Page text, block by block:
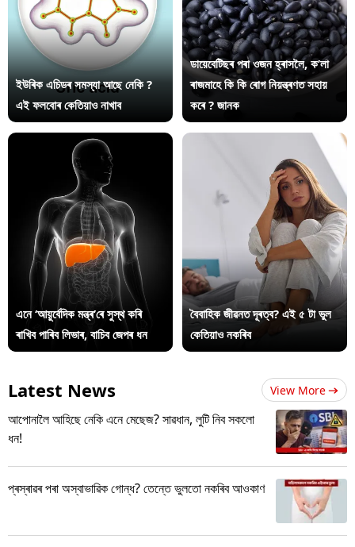
ইউৰিক এচিডৰ সমস্যা আছে নেকি ?
এই ফলবোৰ কেতিয়াও নাখাব
ডায়েবেটিছৰ পৰা ওজন হ্ৰাসলৈ, ক’লা
ৰাজমাহে কি কি ৰোগ নিয়ন্ত্ৰণত সহায়
কৰে ? জানক
এনে ‘আয়ুৰ্বেদিক মন্ত্ৰ’ৰে সুস্থ কৰি
ৰাখিব পাৰিব লিভাৰ, বাচিব জেপৰ ধন
বৈবাহিক জীৱনত দূৰত্ব? এই ৫ টা ভুল
কেতিয়াও নকৰিব
Latest News View More
আপোনালৈ আহিছে নেকি এনে মেছেজ? সাৱধান, লুটি নিব সকলো
ধন!
প্ৰস্ৰাৱৰ পৰা অস্বাভাৱিক গোন্ধ? তেন্তে ভুলতো নকৰিব আওকাণ